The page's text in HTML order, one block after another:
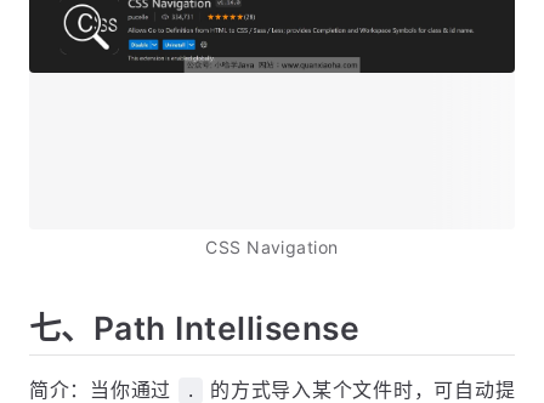
CSS Navigation
七、Path Intellisense
简介：当你通过 .
的方式导入某个文件时，可自动提